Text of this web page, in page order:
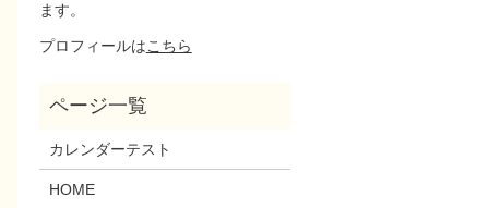
ます。
プロフィールはこちら
カレンダーテスト
HOME